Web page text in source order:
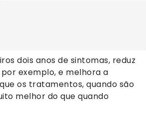
dois anos de sintomas, reduz
exemplo, e melhora a
os tratamentos, quando são
melhor do que quando